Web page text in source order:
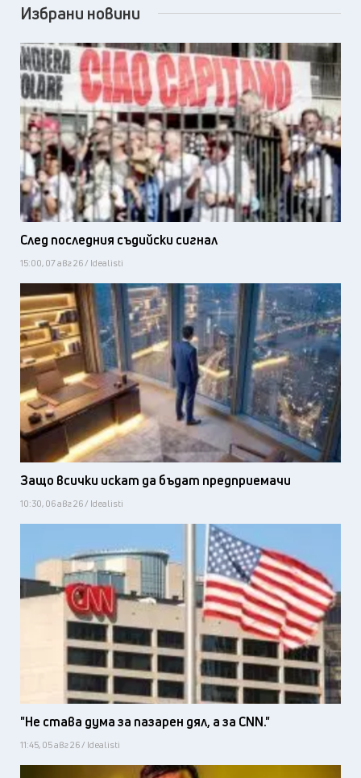
Избрани новини
След последния съдийски сигнал
15:00, 07 авг 26 / Idealisti
Защо всички искат да бъдат предприемачи
10:30, 06 авг 26 / Idealisti
"Не става дума за пазарен дял, а за CNN."
11:45, 05 авг 26 / Idealisti